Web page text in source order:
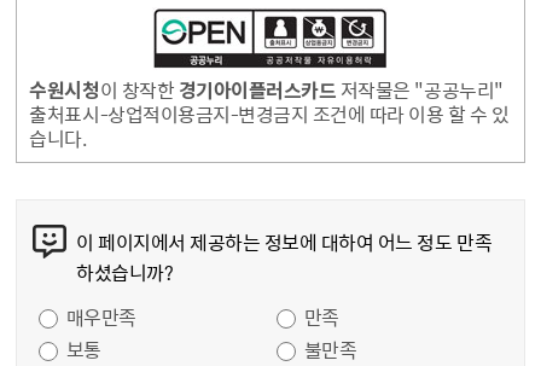
수원시청이 창작한 경기아이플러스카드 저작물은 "공공누리"
출처표시-상업적이용금지-변경금지 조건에 따라 이용 할 수 있
습니다.
이 페이지에서 제공하는 정보에 대하여 어느 정도 만족
하셨습니까?
매우만족
만족
보통
불만족